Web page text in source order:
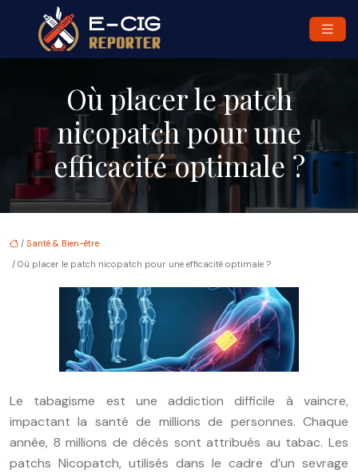
Où placer le patch
nicopatch pour une
efficacité optimale ?
/ Santé & Bien-être
/ Où placer le patch nicopatch pour une efficacité optimale ?
Le tabagisme est une addiction difficile à vaincre,
impactant la santé de millions de personnes. Chaque
année, 8 millions de décès sont attribués au tabac. Les
patchs Nicopatch, utilisés dans le cadre d’un sevrage